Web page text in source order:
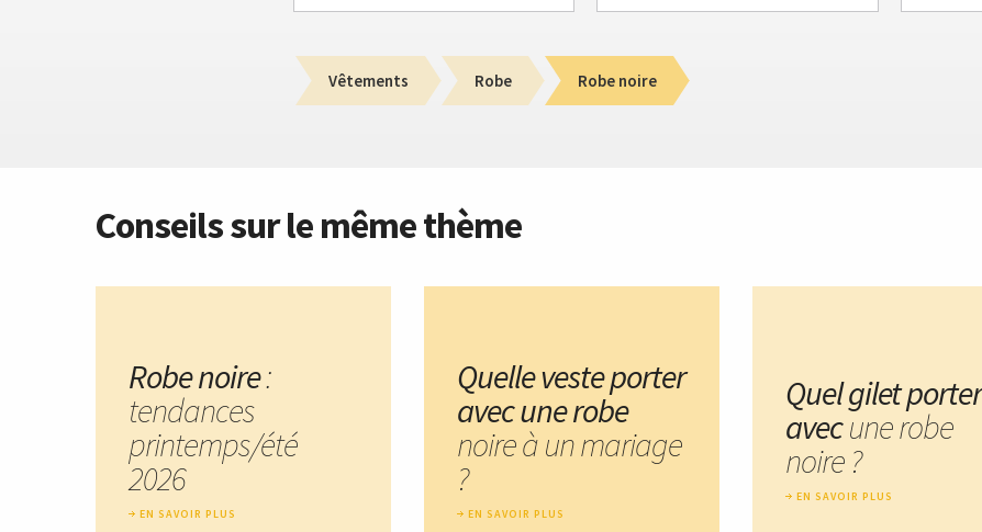
Vêtements Robe Robe noire
Conseils sur le même thème
Robe noire:
tendances
printemps/été
2026
EN SAVOIR PLUS
Quelle veste porter
avec une robe
noire à un mariage
?
EN SAVOIR PLUS
Quel gilet porter
avecune robe
noire ?
EN SAVOIR PLUS